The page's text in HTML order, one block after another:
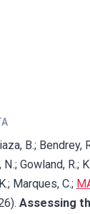
B.; Bendrey,
Gowland, R.;
Marques, C.;
Assessing